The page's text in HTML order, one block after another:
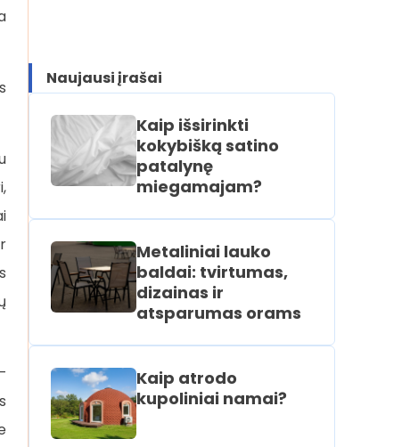
Naujausi įrašai
Kaip išsirinkti
kokybišką satino
patalynę
miegamajam?
Metaliniai lauko
baldai: tvirtumas,
dizainas ir
atsparumas orams
Kaip atrodo
kupoliniai namai?